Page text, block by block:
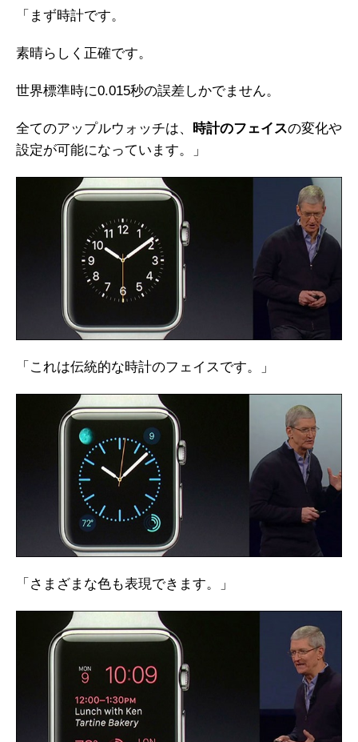
「まず時計です。
素晴らしく正確です。
世界標準時に0.015秒の誤差しかでません。
全てのアップルウォッチは、 時計のフェイスの変化や
設定が可能になっています。」
「これは伝統的な時計のフェイスです。」
「さまざまな色も表現できます。」